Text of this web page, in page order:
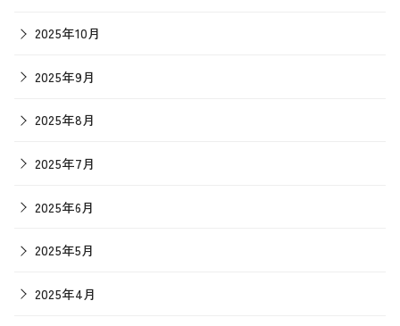
2025年10月
2025年9月
2025年8月
2025年7月
2025年6月
2025年5月
2025年4月